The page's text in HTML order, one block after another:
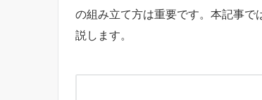
の組み立て方は重要です。本記事で
説します。